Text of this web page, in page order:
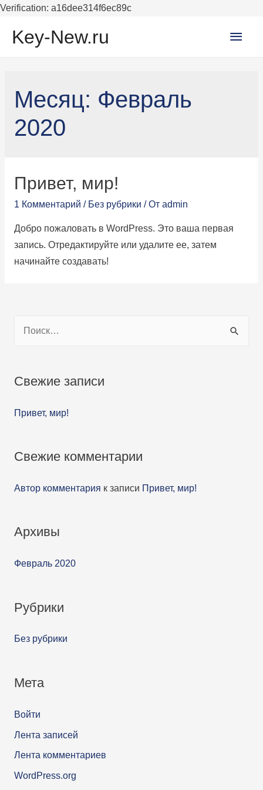
Verification: a16dee314f6ec89c
Key-New.ru
Месяц: Февраль
2020
Привет, мир!
1 Комментарий / Без рубрики / От admin
Добро пожаловать в WordPress. Это ваша первая
запись. Отредактируйте или удалите ее, затем
начинайте создавать!
т
:
Свежие записи
Привет, мир!
Свежие комментарии
Автор комментария к записи Привет, мир!
Архивы
Февраль 2020
Рубрики
Без рубрики
Мета
Войти
Лента записей
Лента комментариев
WordPress.org